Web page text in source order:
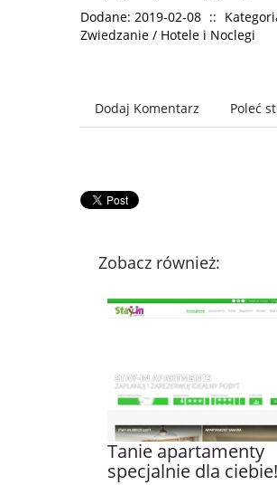
Dodane: 2019-02-08 ::
Zwiedzanie / Hotele i Noclegi
Dodaj Komentarz Poleć
Zobacz również:
Tanie apartamenty
specjalnie dla ciebie!